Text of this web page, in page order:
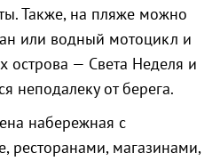
Также, на пляже можно
или водный мотоцикл и
острова — Света Неделя и
неподалеку от берега.
набережная с
ресторанами, магазинами,